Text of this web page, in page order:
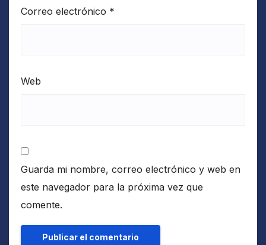
Correo electrónico *
Web
Guarda mi nombre, correo electrónico y web en
este navegador para la próxima vez que
comente.